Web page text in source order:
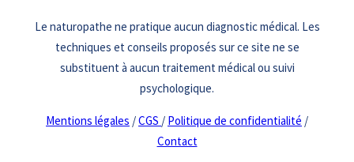
Le naturopathe ne pratique aucun diagnostic médical. Les
techniques et conseils proposés sur ce site ne se
substituent à aucun traitement médical ou suivi
psychologique.
Mentions légales /CGS / Politique de confidentialité /
Contact